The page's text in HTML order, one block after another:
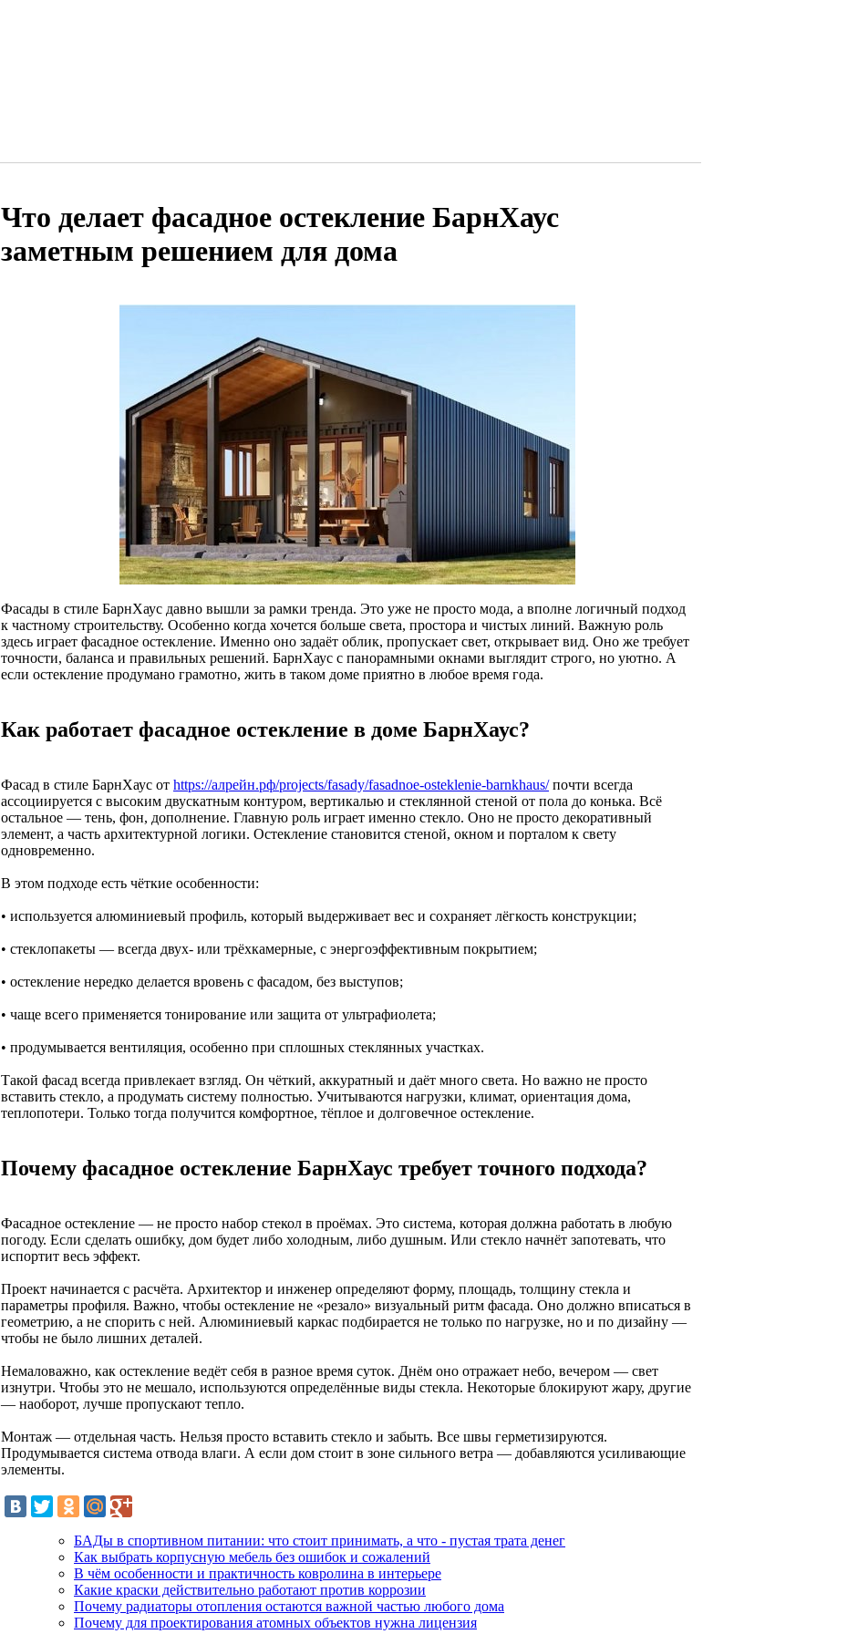
Что делает фасадное остекление БарнХаус
заметным решением для дома
Фасады в стиле БарнХаус давно вышли за рамки тренда. Это уже не просто мода, а вполне логичный подход
к частному строительству. Особенно когда хочется больше света, простора и чистых линий. Важную роль
здесь играет фасадное остекление. Именно оно задаёт облик, пропускает свет, открывает вид. Оно же требует
точности, баланса и правильных решений. БарнХаус с панорамными окнами выглядит строго, но уютно. А
если остекление продумано грамотно, жить в таком доме приятно в любое время года.
Как работает фасадное остекление в доме БарнХаус?
Фасад в стиле БарнХаус от https://алрейн.рф/projects/fasady/fasadnoe-osteklenie-barnkhaus/почти всегда
ассоциируется с высоким двускатным контуром, вертикалью и стеклянной стеной от пола до конька. Всё
остальное — тень, фон, дополнение. Главную роль играет именно стекло. Оно не просто декоративный
элемент, а часть архитектурной логики. Остекление становится стеной, окном и порталом к свету
одновременно.
В этом подходе есть чёткие особенности:
• используется алюминиевый профиль, который выдерживает вес и сохраняет лёгкость конструкции;
• стеклопакеты — всегда двух- или трёхкамерные, с энергоэффективным покрытием;
• остекление нередко делается вровень с фасадом, без выступов;
• чаще всего применяется тонирование или защита от ультрафиолета;
• продумывается вентиляция, особенно при сплошных стеклянных участках.
Такой фасад всегда привлекает взгляд. Он чёткий, аккуратный и даёт много света. Но важно не просто
вставить стекло, а продумать систему полностью. Учитываются нагрузки, климат, ориентация дома,
теплопотери. Только тогда получится комфортное, тёплое и долговечное остекление.
Почему фасадное остекление БарнХаус требует точного подхода?
Фасадное остекление — не просто набор стекол в проёмах. Это система, которая должна работать в любую
погоду. Если сделать ошибку, дом будет либо холодным, либо душным. Или стекло начнёт запотевать, что
испортит весь эффект.
Проект начинается с расчёта. Архитектор и инженер определяют форму, площадь, толщину стекла и
параметры профиля. Важно, чтобы остекление не «резало» визуальный ритм фасада. Оно должно вписаться в
геометрию, а не спорить с ней. Алюминиевый каркас подбирается не только по нагрузке, но и по дизайну —
чтобы не было лишних деталей.
Немаловажно, как остекление ведёт себя в разное время суток. Днём оно отражает небо, вечером — свет
изнутри. Чтобы это не мешало, используются определённые виды стекла. Некоторые блокируют жару, другие
— наоборот, лучше пропускают тепло.
Монтаж — отдельная часть. Нельзя просто вставить стекло и забыть. Все швы герметизируются.
Продумывается система отвода влаги. А если дом стоит в зоне сильного ветра — добавляются усиливающие
элементы.
БАДы в спортивном питании: что стоит принимать, а что - пустая трата денег
Как выбрать корпусную мебель без ошибок и сожалений
В чём особенности и практичность ковролина в интерьере
Какие краски действительно работают против коррозии
Почему радиаторы отопления остаются важной частью любого дома
Почему для проектирования атомных объектов нужна лицензия